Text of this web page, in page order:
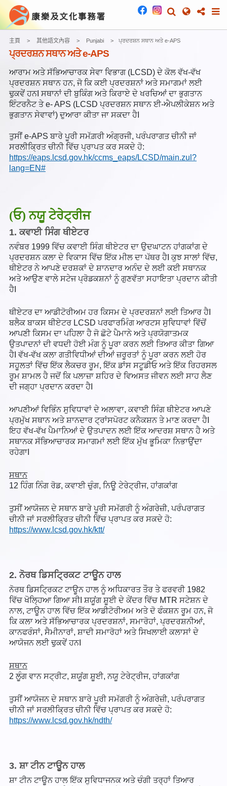
主頁 其他語文內容 Punjabi ਪ੍ਰਦਰਸ਼ਨ ਸਥਾਨ ਅਤੇ e-APS
ਪ੍ਰਦਰਸ਼ਨ ਸਥਾਨ ਅਤੇ e-APS
ਆਰਾਮ ਅਤੇ ਸੱਭਿਆਚਾਰਕ ਸੇਵਾ ਵਿਭਾਗ (LCSD) ਦੇ ਕੋਲ ਵੱਖ-ਵੱਖ
ਪ੍ਰਦਰਸ਼ਨ ਸਥਾਨ ਹਨ, ਜੋ ਕਿ ਕਈ ਪ੍ਰਦਰਸ਼ਨਾਂ ਅਤੇ ਸਮਾਗਮਾਂ ਲਈ
ਢੁਕਵੇਂ ਹਨI ਸਥਾਨਾਂ ਦੀ ਬੁਕਿੰਗ ਅਤੇ ਕਿਰਾਏ ਦੇ ਖਰਚਿਆਂ ਦਾ ਭੁਗਤਾਨ
ਇੰਟਰਨੈਟ ਤੇ e- APS (LCSD ਪ੍ਰਦਰਸ਼ਨ ਸਥਾਨ ਈ-ਐਪਲੀਕੇਸ਼ਨ ਅਤੇ
ਭੁਗਤਾਨ ਸੇਵਾਵਾਂ) ਦੁਆਰਾ ਕੀਤਾ ਜਾ ਸਕਦਾ ਹੈI
ਤੁਸੀਂ e-APS ਬਾਰੇ ਪੂਰੀ ਸਮੱਗ਼ਰੀ ਅੰਗ੍ਰਜੀ, ਪਰੰਪਰਾਗਤ ਚੀਨੀ ਜਾਂ
ਸਰਲੀਕ੍ਰਿਤ ਚੀਨੀ ਵਿੱਚ ਪ੍ਰਾਪਤ ਕਰ ਸਕਦੇ ਹੋ:
https://eaps.lcsd.gov.hk/ccms_eaps/LCSD/main.zul?
lang=EN#
(ਓ) ਨਯੂ ਟੇਰੇਟ੍ਰੀਜ
1. ਕਵਾਈ ਸਿੰਗ ਥੀਏਟਰ
ਨਵੰਬਰ 1999 ਵਿੱਚ ਕਵਾਈ ਸਿੰਗ ਥੀਏਟਰ ਦਾ ਉਦਘਾਟਨ ਹਾਂਗਕਾਂਗ ਦੇ
ਪ੍ਰਦਰਸ਼ਨ ਕਲਾ ਦੇ ਵਿਕਾਸ ਵਿੱਚ ਇੱਕ ਮੀਲ ਦਾ ਪੱਥਰ ਹੈI ਕੁਝ ਸਾਲਾਂ ਵਿੱਚ,
ਥੀਏਟਰ ਨੇ ਆਪਣੇ ਦਰਸ਼ਕਾਂ ਦੇ ਸ਼ਾਨਦਾਰ ਅਨੰਦ ਦੇ ਲਈ ਕਈ ਸਥਾਨਕ
ਅਤੇ ਆਉਣ ਵਾਲੇ ਸਟੇਜ ਪ੍ਰੋਡਕਸ਼ਨਾਂ ਨੂੰ ਗੁਣਵੱਤਾ ਸਹਾਇਤਾ ਪ੍ਰਦਾਨ ਕੀਤੀ
ਹੈI
ਥੀਏਟਰ ਦਾ ਆਡੀਟੋਰੀਅਮ ਹਰ ਕਿਸਮ ਦੇ ਪ੍ਰਦਰਸ਼ਨਾਂ ਲਈ ਤਿਆਰ ਹੈI
ਬਲੈਕ ਬਾਕਸ ਥੀਏਟਰ LCSD ਪਰਫਾਰਮਿੰਗ ਆਰਟਸ ਸੁਵਿਧਾਵਾਂ ਵਿੱਚੋਂ
ਆਪਣੀ ਕਿਸਮ ਦਾ ਪਹਿਲਾ ਹੈ ਜੋ ਛੋਟੇ ਪੈਮਾਨੇ ਅਤੇ ਪ੍ਰਯੋਗਾਤਮਕ
ਉਤਪਾਦਨਾਂ ਦੀ ਵਧਦੀ ਹੋਈ ਮੰਗ ਨੂੰ ਪੂਰਾ ਕਰਨ ਲਈ ਤਿਆਰ ਕੀਤਾ ਗਿਆ
ਹੈI ਵੱਖ-ਵੱਖ ਕਲਾ ਗਤੀਵਿਧੀਆਂ ਦੀਆਂ ਜ਼ਰੂਰਤਾਂ ਨੂੰ ਪੂਰਾ ਕਰਨ ਲਈ ਹੋਰ
ਸਹੂਲਤਾਂ ਵਿੱਚ ਇੱਕ ਲੈਕਚਰ ਰੂਮ, ਇੱਕ ਡਾਂਸ ਸਟੂਡੀਓ ਅਤੇ ਇੱਕ ਰਿਹਰਸਲ
ਰੂਮ ਸ਼ਾਮਲ ਹੈ ਜਦੋਂ ਕਿ ਪਲਾਜ਼ਾ ਸ਼ਹਿਰ ਦੇ ਵਿਅਸਤ ਜੀਵਨ ਲਈ ਸਾਹ ਲੈਣ
ਦੀ ਜਗ੍ਹਾ ਪ੍ਰਦਾਨ ਕਰਦਾ ਹੈI
ਆਪਣੀਆਂ ਵਿਭਿੰਨ ਸੁਵਿਧਾਵਾਂ ਦੇ ਅਲਾਵਾ, ਕਵਾਈ ਸਿੰਗ ਥੀਏਟਰ ਆਪਣੇ
ਪ੍ਰਮੁੱਖ ਸਥਾਨ ਅਤੇ ਸ਼ਾਨਦਾਰ ਟ੍ਰਾਂਸਪੋਰਟ ਕਨੈਕਸ਼ਨ ਤੇ ਮਾਣ ਕਰਦਾ ਹੈI
ਇਹ ਵੱਖ-ਵੱਖ ਪੈਮਾਨਿਆਂ ਦੇ ਉਤਪਾਦਨ ਲਈ ਇੱਕ ਆਦਰਸ਼ ਸਥਾਨ ਹੈ ਅਤੇ
ਸਥਾਨਕ ਸੱਭਿਆਚਾਰਕ ਸਮਾਗਮਾਂ ਲਈ ਇੱਕ ਮੁੱਖ ਭੂਮਿਕਾ ਨਿਭਾਉਂਦਾ
ਰਹੇਗਾI
ਸਥਾਨ
12 ਹਿੰਗ ਨਿੰਗ ਰੋਡ, ਕਵਾਈ ਚੁੰਗ, ਨਿਊ ਟੇਰੇਟ੍ਰੀਜ, ਹਾਂਗਕਾਂਗ
ਤੁਸੀਂ ਆਯੋਜਨ ਦੇ ਸਥਾਨ ਬਾਰੇ ਪੂਰੀ ਸਮੱਗਰੀ ਨੂੰ ਅੰਗਰੇਜ਼ੀ, ਪਰੰਪਰਾਗਤ
ਚੀਨੀ ਜਾਂ ਸਰਲੀਕ੍ਰਿਤ ਚੀਨੀ ਵਿੱਚ ਪ੍ਰਾਪਤ ਕਰ ਸਕਦੇ ਹੋ:
https://www.lcsd.gov.hk/ktt/
2. ਨੋਰਥ ਡਿਸਟ੍ਰਿਕਟ ਟਾਊਨ ਹਾਲ
ਨੋਰਥ ਡਿਸਟ੍ਰਿਕਟ ਟਾਊਨ ਹਾਲ ਨੂੰ ਅਧਿਕਾਰਤ ਤੌਰ ਤੇ ਫਰਵਰੀ 1982
ਵਿੱਚ ਖੋਲ੍ਹਿਆ ਗਿਆ ਸੀI ਸ਼ਯੂਂਗ ਸ਼ੂਈ ਦੇ ਕੇਂਦਰ ਵਿੱਚ MTR ਸਟੇਸ਼ਨ ਦੇ
ਨਾਲ, ਟਾਊਨ ਹਾਲ ਵਿੱਚ ਇੱਕ ਆਡੀਟੋਰੀਅਮ ਅਤੇ ਦੋ ਫੰਕਸ਼ਨ ਰੂਮ ਹਨ, ਜੋ
ਕਿ ਕਲਾ ਅਤੇ ਸੱਭਿਆਚਾਰਕ ਪ੍ਰਦਰਸ਼ਨਾਂ, ਸਮਾਰੋਹਾਂ, ਪ੍ਰਦਰਸ਼ਨੀਆਂ,
ਕਾਨਫਰੰਸਾਂ, ਸੈਮੀਨਾਰਾਂ, ਸ਼ਾਦੀ ਸਮਾਰੋਹਾਂ ਅਤੇ ਸਿਖਲਾਈ ਕਲਾਸਾਂ ਦੇ
ਆਯੋਜਨ ਲਈ ਢੁਕਵੇਂ ਹਨI
ਸਥਾਨ
2 ਲੂੰਗ ਵਾਨ ਸਟ੍ਰੀਟ, ਸ਼ਯੂਂਗ ਸ਼ੂਈ, ਨਯੂ ਟੇਰੇਟ੍ਰੀਜ, ਹਾਂਗਕਾਂਗ
ਤੁਸੀਂ ਆਯੋਜਨ ਦੇ ਸਥਾਨ ਬਾਰੇ ਪੂਰੀ ਸਮੱਗਰੀ ਨੂੰ ਅੰਗਰੇਜ਼ੀ, ਪਰੰਪਰਾਗਤ
ਚੀਨੀ ਜਾਂ ਸਰਲੀਕ੍ਰਿਤ ਚੀਨੀ ਵਿੱਚ ਪ੍ਰਾਪਤ ਕਰ ਸਕਦੇ ਹੋ:
https://www.lcsd.gov.hk/ndth/
3. ਸ਼ਾ ਟੀਨ ਟਾਊਨ ਹਾਲ
ਸ਼ਾ ਟੀਨ ਟਾਊਨ ਹਾਲ ਇੱਕ ਸੁਵਿਧਾਜਨਕ ਅਤੇ ਚੰਗੀ ਤਰ੍ਹਾਂ ਤਿਆਰ